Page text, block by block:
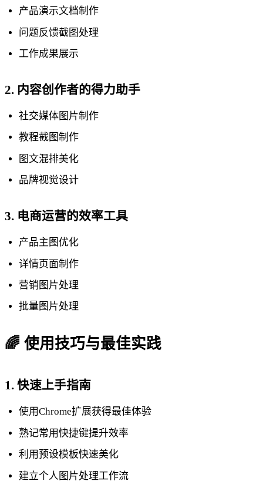
产品演示文档制作
问题反馈截图处理
工作成果展示
2. 内容创作者的得力助手
社交媒体图片制作
教程截图制作
图文混排美化
品牌视觉设计
3. 电商运营的效率工具
产品主图优化
详情页面制作
营销图片处理
批量图片处理
🌈 使用技巧与最佳实践
1. 快速上手指南
使用Chrome扩展获得最佳体验
熟记常用快捷键提升效率
利用预设模板快速美化
建立个人图片处理工作流